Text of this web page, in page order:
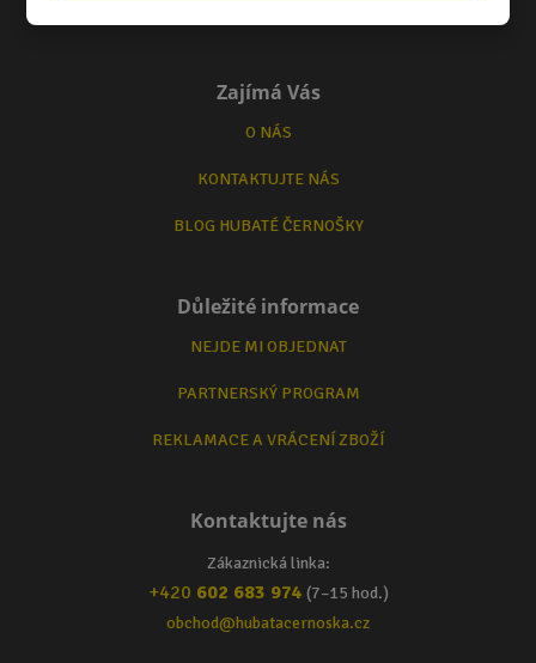
Zajímá Vás
O NÁS
KONTAKTUJTE NÁS
BLOG HUBATÉ ČERNOŠKY
Důležité informace
NEJDE MI OBJEDNAT
PARTNERSKÝ PROGRAM
REKLAMACE A VRÁCENÍ ZBOŽÍ
Kontaktujte nás
Zákaznická linka:
+420 602 683 974 (7–15 hod.)
obchod@hubatacernoska.cz